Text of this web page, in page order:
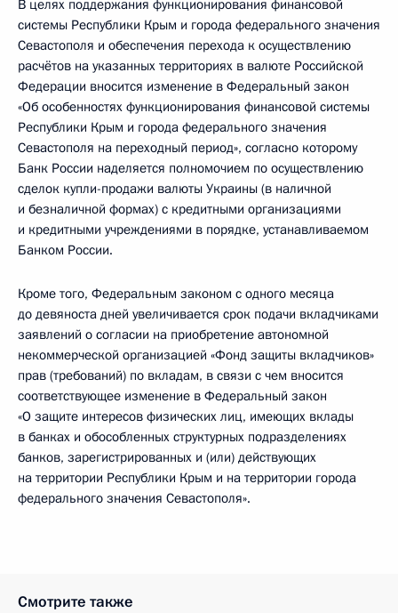
В целях поддержания функционирования финансовой
системы Республики Крым и города федерального значения
Севастополя и обеспечения перехода к осуществлению
расчётов на указанных территориях в валюте Российской
Федерации вносится изменение в Федеральный закон
«Об особенностях функционирования финансовой системы
Республики Крым и города федерального значения
Севастополя на переходный период», согласно которому
Банк России наделяется полномочием по осуществлению
сделок купли-продажи валюты Украины (в наличной
и безналичной формах) с кредитными организациями
и кредитными учреждениями в порядке, устанавливаемом
Банком России.
Кроме того, Федеральным законом с одного месяца
до девяноста дней увеличивается срок подачи вкладчиками
заявлений о согласии на приобретение автономной
некоммерческой организацией «Фонд защиты вкладчиков»
прав (требований) по вкладам, в связи с чем вносится
соответствующее изменение в Федеральный закон
«О защите интересов физических лиц, имеющих вклады
в банках и обособленных структурных подразделениях
банков, зарегистрированных и (или) действующих
на территории Республики Крым и на территории города
федерального значения Севастополя».
Смотрите также